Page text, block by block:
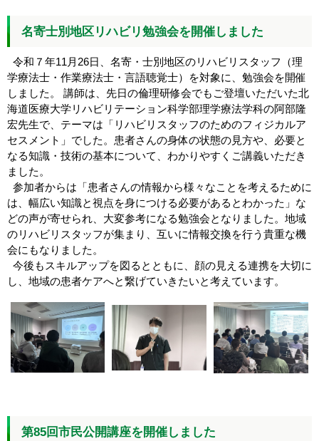
名寄士別地区リハビリ勉強会を開催しました
令和７年11月26日、名寄・士別地区のリハビリスタッフ（理
学療法士・作業療法士・言語聴覚士）を対象に、勉強会を開催
しました。 講師は、先日の倫理研修会でもご登壇いただいた北
海道医療大学リハビリテーション科学部理学療法学科の阿部隆
宏先生で、テーマは「リハビリスタッフのためのフィジカルア
セスメント」でした。患者さんの身体の状態の見方や、必要と
なる知識・技術の基本について、わかりやすくご講義いただき
ました。
参加者からは「患者さんの情報から様々なことを考えるために
は、幅広い知識と視点を身につける必要があるとわかった」な
どの声が寄せられ、大変参考になる勉強会となりました。地域
のリハビリスタッフが集まり、互いに情報交換を行う貴重な機
会にもなりました。
今後もスキルアップを図るとともに、顔の見える連携を大切に
し、地域の患者ケアへと繋げていきたいと考えています。
第85回市民公開講座を開催しました